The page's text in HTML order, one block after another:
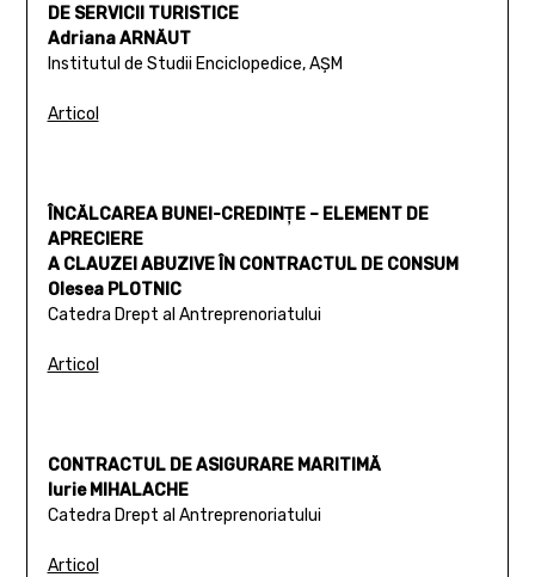
DE SERVICII TURISTICE
Adriana ARNĂUT
Institutul de Studii Enciclopedice, AŞM
Articol
ÎNCĂLCAREA BUNEI-CREDINŢE – ELEMENT DE
APRECIERE
A CLAUZEI ABUZIVE ÎN CONTRACTUL DE CONSUM
Olesea PLOTNIC
Catedra Drept al Antreprenoriatului
Articol
СONTRACTUL DE ASIGURARE MARITIMĂ
Iurie MIHALACHE
Catedra Drept al Antreprenoriatului
Articol